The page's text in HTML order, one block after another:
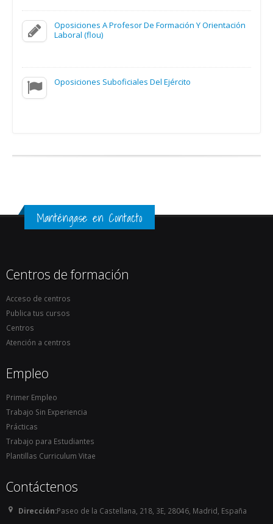
Oposiciones A Profesor De Formación Y Orientación
Laboral (flou)
Oposiciones Suboficiales Del Ejército
Manténgase en Contacto
Centros de formación
Acceso de centros
Publica tus cursos
Centros
Atención a centros
Empleo
Primer Empleo
Trabajo Sin Experiencia
Prácticas
Trabajo para Estudiantes
Plantillas Curriculum Vitae
Contáctenos
Dirección:Paseo de la Castellana, 218, 3E, 28046, Madrid, España